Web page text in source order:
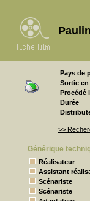
Pays de
Sortie en
Procédé
Durée
>>
Générique
Réalisateur
Assistant
Scénariste
Scénariste